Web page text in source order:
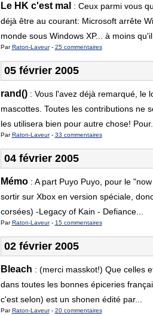
Le HK c'est mal : Ceux parmi vous
déjà être au courant: Microsoft arrête
monde sous Windows XP... à moins qu'il
ParRaton-Laveur- 25 commentaires
05 février 2005
rand(): Vous l'avez déjà remarqué, le
mascottes. Toutes les contributions ne
les utilisera bien pour autre chose! Pour...
ParRaton-Laveur- 33 commentaires
04 février 2005
Mémo: A part Puyo Puyo, pour le
sortir sur Xbox en version spéciale,
corsées) -Legacy of Kain - Defiance...
ParRaton-Laveur- 15 commentaires
02 février 2005
Bleach : (merci masskot!) Que celles
dans toutes les bonnes épiceries
c'est selon) est un shonen édité par...
ParRaton-Laveur- 20 commentaires